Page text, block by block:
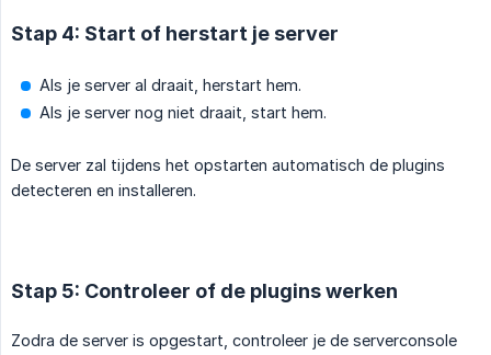
Stap 4: Start of herstart je server
Als je server al draait, herstart hem.
Als je server nog niet draait, start hem.
De server zal tijdens het opstarten automatisch de plugins
detecteren en installeren.
Stap 5: Controleer of de plugins werken
Zodra de server is opgestart, controleer je de serverconsole